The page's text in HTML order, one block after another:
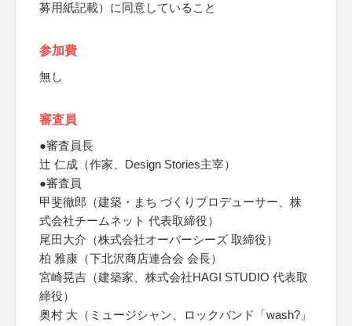
募用紙記載）に同意していること
参加費
無し
審査員
●審査員長
辻 仁成（作家、Design Stories主宰）
●審査員
甲斐徹郎（建築・まち づくりプロデューサー、株
式会社チームネット 代表取締役）
尾田大介（株式会社オーバーシーズ 取締役）
柏 雅康（下北沢商店連合会 会長）
宮崎晃吉（建築家、株式会社HAGI STUDIO 代表取
締役）
奥村 大（ミュージシャン、ロックバンド「wash?」